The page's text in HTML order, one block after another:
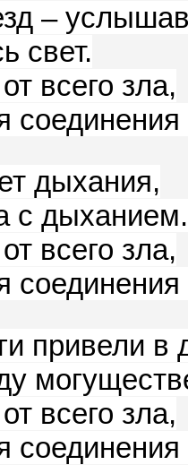
–
свет.
всего зла,
дыхания,
с дыханием.
всего зла,
привели в
всего зла,